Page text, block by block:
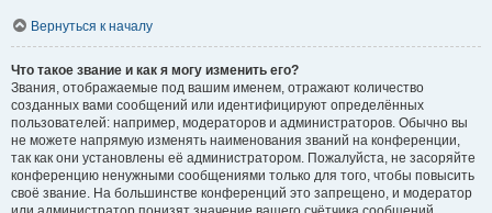
Вернуться к началу
Что такое звание и как я могу изменить его?
Звания, отображаемые под вашим именем, отражают количество
созданных вами сообщений или идентифицируют определённых
пользователей: например, модераторов и администраторов. Обычно вы
не можете напрямую изменять наименования званий на конференции,
так как они установлены её администратором. Пожалуйста, не засоряйте
конференцию ненужными сообщениями только для того, чтобы повысить
своё звание. На большинстве конференций это запрещено, и модератор